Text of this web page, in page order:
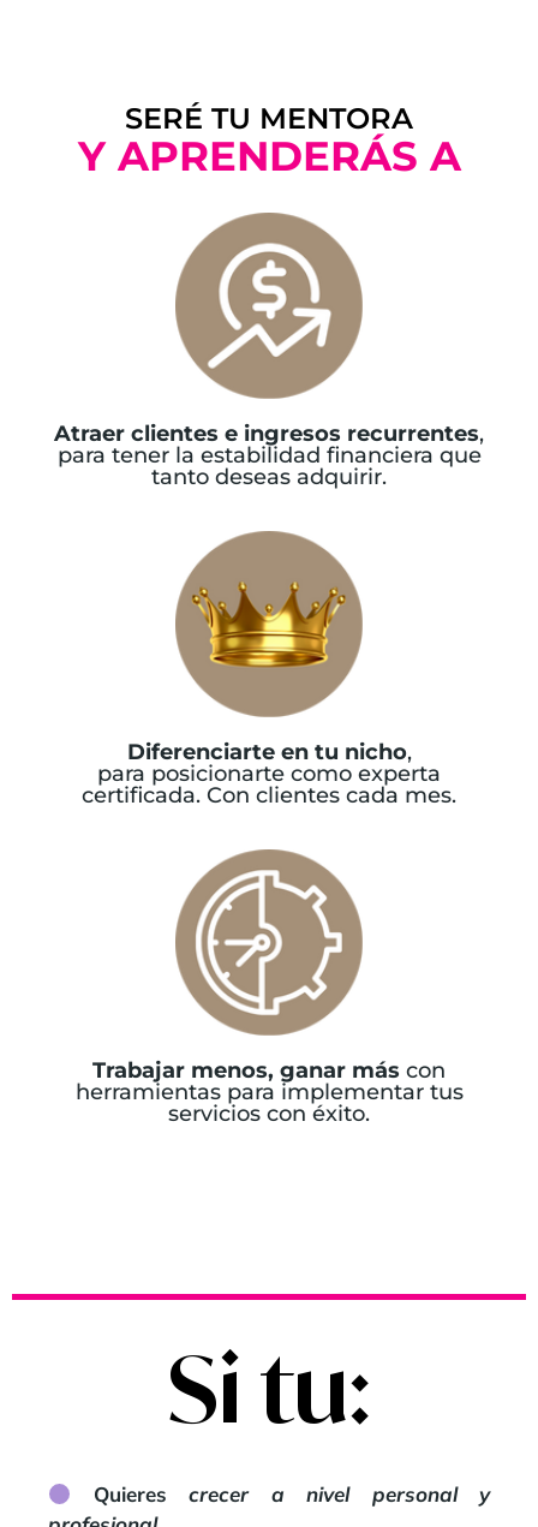
SERÉ TU MENTORA
Y APRENDERÁS A
Atraer clientes e ingresos recurrentes,
para tener la estabilidad financiera que
tanto deseas adquirir.
Diferenciarte en tu nicho,
para posicionarte como experta
certificada. Con clientes cada mes.
Trabajar menos, ganar más con
herramientas para implementar tus
servicios con éxito.
Si tu:
Quierescrecer a nivel personal y